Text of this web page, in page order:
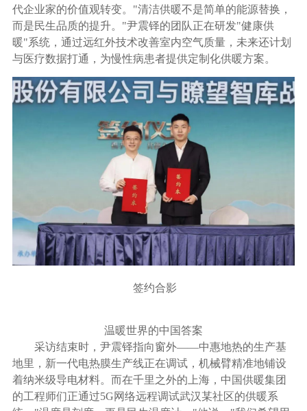
代企业家的价值观转变。"清洁供暖不是简单的能源替换，
而是民生品质的提升。"尹震铎的团队正在研发"健康供
暖"系统，通过远红外技术改善室内空气质量，未来还计划
与医疗数据打通，为慢性病患者提供定制化供暖方案。
签约合影
温暖世界的中国答案
采访结束时，尹震铎指向窗外——中惠地热的生产基
地里，新一代电热膜生产线正在调试，机械臂精准地铺设
着纳米级导电材料。而在千里之外的上海，中国供暖集团
的工程师们正通过5G网络远程调试武汉某社区的供暖系